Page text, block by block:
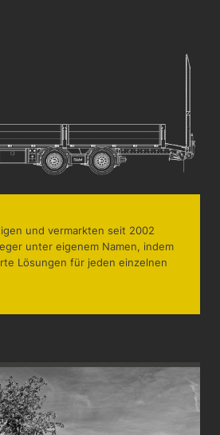
und vermarkten seit 2002
unter eigenem Namen, indem
Lösungen für jeden einzelnen